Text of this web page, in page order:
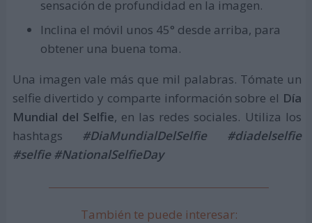
sensación de profundidad en la imagen.
Inclina el móvil unos 45° desde arriba, para
obtener una buena toma.
Una imagen vale más que mil palabras. Tómate un
selfie divertido y comparte información sobre el Día
Mundial del Selfie, en las redes sociales. Utiliza los
hashtags #DiaMundialDelSelfie #diadelselfie
#selfie #NationalSelfieDay
También te puede interesar: